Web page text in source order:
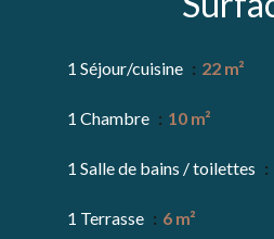
1 Séjour/cuisine 22 m²
1 Chambre 10 m²
1 Salle de bains / toilettes
1 Terrasse 6 m²